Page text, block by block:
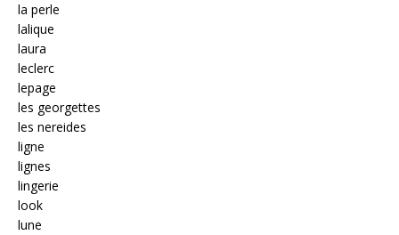
la perle
lalique
laura
leclerc
lepage
les georgettes
les nereides
ligne
lignes
lingerie
look
lune